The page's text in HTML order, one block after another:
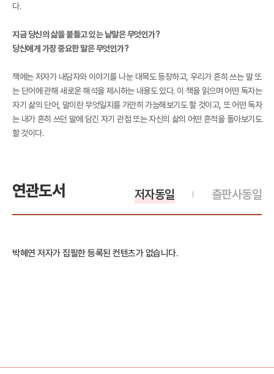
다.
지금 당신의 삶을 붙들고 있는 낱말은 무엇인가?
당신에게 가장 중요한 말은 무엇인가?
책에는 저자가 내담자와 이야기를 나눈 대목도 등장하고, 우리가 흔히 쓰는 말 또
는 단어에 관해 새로운 해석을 제시하는 내용도 있다. 이 책을 읽으며 어떤 독자는
자기 삶의 단어, 말이란 무엇일지를 가만히 가늠해보기도 할 것이고, 또 어떤 독자
는 내가 흔히 쓰던 말에 담긴 자기 관점 또는 자신의 삶의 어떤 흔적을 돌아보기도
할 것이다.
연관도서 출판사동일
저자동일
박혜연 저자가 집필한 등록된 컨텐츠가 없습니다.